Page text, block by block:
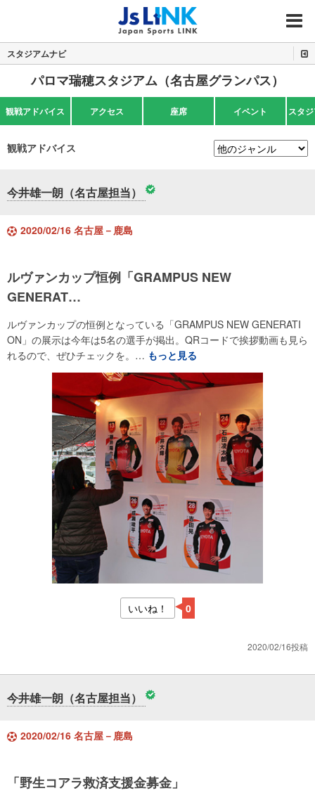
MENU
スタジアムナビ
パロマ瑞穂スタジアム（名古屋グランパス）
観戦アドバイス アクセス 座席 イベント スタ
観戦アドバイス
今井雄一朗（名古屋担当）
2020/02/16 名古屋－鹿島
ルヴァンカップ恒例「GRAMPUS NEW
GENERAT…
ルヴァンカップの恒例となっている「GRAMPUS NEW GENERATI
ON」の展示は今年は5名の選手が掲出。QRコードで挨拶動画も見ら
れるので、ぜひチェックを。… もっと見る
いいね！ 0
2020/02/16投稿
今井雄一朗（名古屋担当）
2020/02/16 名古屋－鹿島
「野生コアラ救済支援金募金」